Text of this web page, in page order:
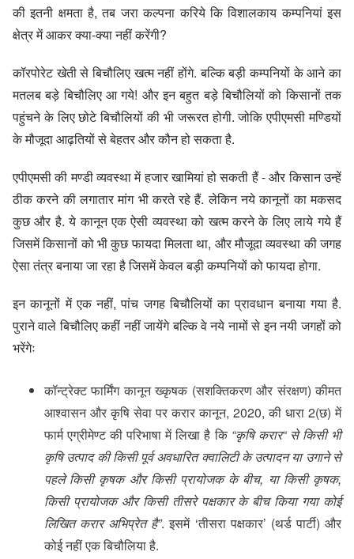
की इतनी क्षमता है, तब जरा कल्पना करिये कि विशालकाय कम्पनियां इस
क्षेत्र में आकर क्या-क्या नहीं करेंगी?
कॉरपोरेट खेती से बिचौलिए खत्म नहीं होंगे. बल्कि बड़ी कम्पनियों के आने का
मतलब बड़े बिचौलिए आ गये! और इन बहुत बड़े बिचौलियों को किसानों तक
पहुंचने के लिए छोटे बिचौलियों की भी जरूरत होगी. जोकि एपीएमसी मण्डियों
के मौजूदा आढ़तियों से बेहतर और कौन हो सकता है.
एपीएमसी की मण्डी व्यवस्था में हजार खामियां हो सकती हैं - और किसान उन्हें
ठीक करने की लगातार मांग भी करते रहे हैं. लेकिन नये कानूनों का मकसद
कुछ और है. ये कानून एक ऐसी व्यवस्था को खत्म करने के लिए लाये गये हैं
जिसमें किसानों को भी कुछ फायदा मिलता था, और मौजूदा व्यवस्था की जगह
ऐसा तंत्र बनाया जा रहा है जिसमें केवल बड़ी कम्पनियों को फायदा होगा.
इन कानूनों में एक नहीं, पांच जगह बिचौलियों का प्रावधान बनाया गया है.
पुराने वाले बिचौलिए कहीं नहीं जायेंगे बल्कि वे नये नामों से इन नयी जगहों को
भरेंगेः
कॉन्ट्रेक्ट फार्मिंग कानून ख्कृषक (सशक्तिकरण और संरक्षण) कीमत
आश्वासन और कृषि सेवा पर करार कानून, 2020, की धारा 2(छ) में
फार्म एग्रीमेण्ट की परिभाषा में लिखा है कि “कृषि करार“ से किसी भी
कृषि उत्पाद की किसी पूर्व अवधारित क्वालिटी के उत्पादन या उगाने से
पहले किसी कृषक और किसी प्रायोजक के बीच, या किसी कृषक,
किसी प्रायोजक और किसी तीसरे पक्षकार के बीच किया गया कोई
लिखित करार अभिप्रेत है”. इसमें ‘तीसरा पक्षकार’ (थर्ड पार्टी) और
कोई नहीं एक बिचौलिया है.